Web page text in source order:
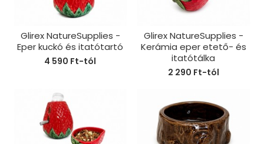
Glirex NatureSupplies -
Eper kuckó és itatótartó
4 590 Ft-tól
Glirex NatureSupplies -
Kerámia eper etető- és
itatótálka
2 290 Ft-tól